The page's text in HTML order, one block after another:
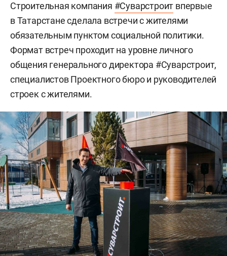
Строительная компания #Суварстроит впервые
в Татарстане сделала встречи с жителями
обязательным пунктом социальной политики.
Формат встреч проходит на уровне личного
общения генерального директора #Суварстроит,
специалистов Проектного бюро и руководителей
строек с жителями.